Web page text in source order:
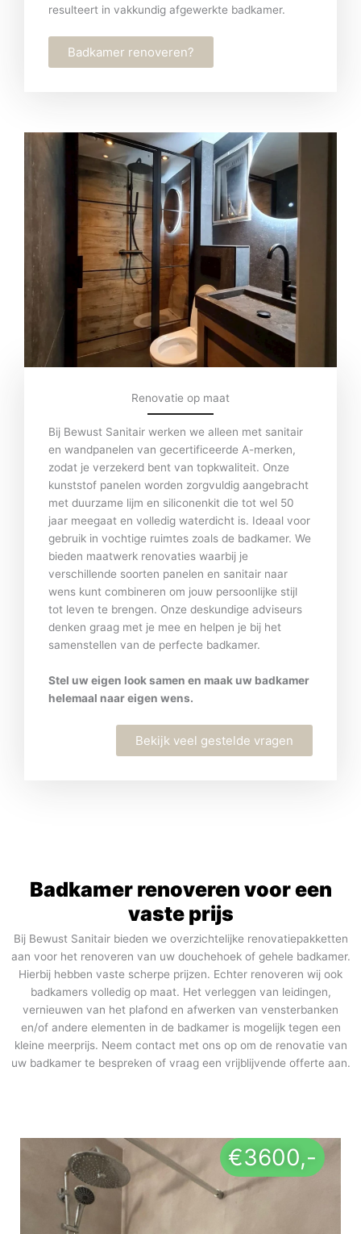
resulteert in vakkundig afgewerkte badkamer.
Badkamer renoveren?
Renovatie op maat
Bij Bewust Sanitair werken we alleen met sanitair
en wandpanelen van gecertificeerde A-merken,
zodat je verzekerd bent van topkwaliteit. Onze
kunststof panelen worden zorgvuldig aangebracht
met duurzame lijm en siliconenkit die tot wel 50
jaar meegaat en volledig waterdicht is. Ideaal voor
gebruik in vochtige ruimtes zoals de badkamer. We
bieden maatwerk renovaties waarbij je
verschillende soorten panelen en sanitair naar
wens kunt combineren om jouw persoonlijke stijl
tot leven te brengen. Onze deskundige adviseurs
denken graag met je mee en helpen je bij het
samenstellen van de perfecte badkamer.
Stel uw eigen look samen en maak uw badkamer
helemaal naar eigen wens.
Bekijk veel gestelde vragen
Badkamer renoveren voor een
vaste prijs
Bij Bewust Sanitair bieden we overzichtelijke renovatiepakketten
aan voor het renoveren van uw douchehoek of gehele badkamer.
Hierbij hebben vaste scherpe prijzen. Echter renoveren wij ook
badkamers volledig op maat. Het verleggen van leidingen,
vernieuwen van het plafond en afwerken van vensterbanken
en/of andere elementen in de badkamer is mogelijk tegen een
kleine meerprijs. Neem contact met ons op om de renovatie van
uw badkamer te bespreken of vraag een vrijblijvende offerte aan.
€3600,-